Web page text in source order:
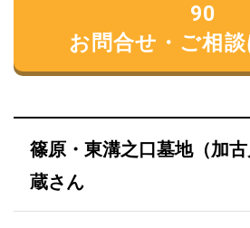
90
お問合せ・ご相
篠原・東溝之口墓地（加
蔵さん